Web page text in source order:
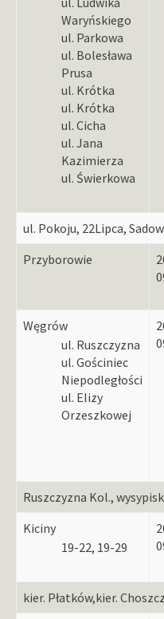
Waryńskiego
ul. Parkowa
ul. Bolesława
Prusa
ul. Krótka
ul. Krótka
ul. Cicha
ul. Jana
Kazimierza
ul. Świerkowa
ul. Pokoju, 22Lipca,
Przyborowie
Węgrów
ul. Ruszczyzna
ul. Gościniec
Niepodległości
ul. Elizy
Orzeszkowej
Ruszczyzna Kol.,
Kiciny
19-22, 19-29
kier. Płatków,kier.